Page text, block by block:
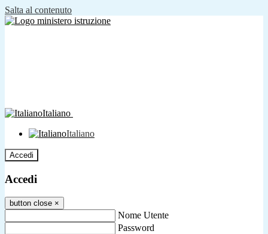
Salta al contenuto
Italiano
Italiano
Accedi
Accedi
button close ×
Nome Utente
Password